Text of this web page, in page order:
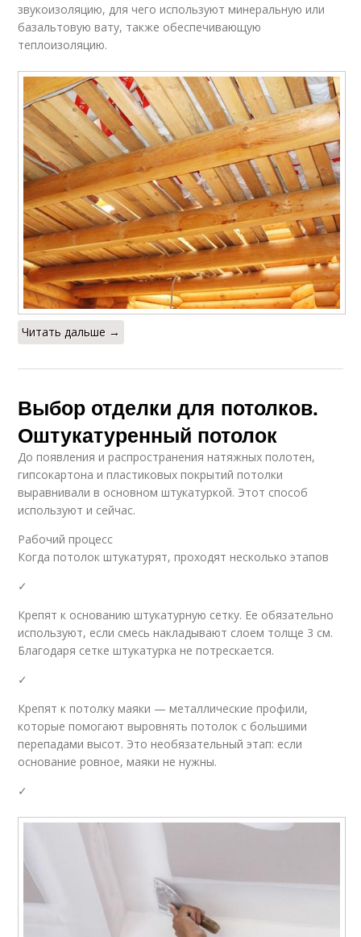
звукоизоляцию, для чего используют минеральную или
базальтовую вату, также обеспечивающую
теплоизоляцию.
Читать дальше →
Выбор отделки для потолков.
Оштукатуренный потолок
До появления и распространения натяжных полотен,
гипсокартона и пластиковых покрытий потолки
выравнивали в основном штукатуркой. Этот способ
используют и сейчас.
Рабочий процесс
Когда потолок штукатурят, проходят несколько этапов
✓
Крепят к основанию штукатурную сетку. Ее обязательно
используют, если смесь накладывают слоем толще 3 см.
Благодаря сетке штукатурка не потрескается.
✓
Крепят к потолку маяки — металлические профили,
которые помогают выровнять потолок с большими
перепадами высот. Это необязательный этап: если
основание ровное, маяки не нужны.
✓